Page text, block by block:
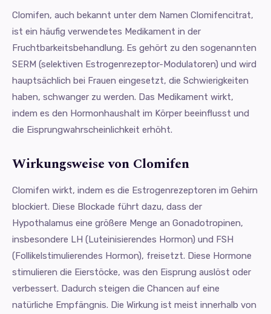
Clomifen, auch bekannt unter dem Namen Clomifencitrat,
ist ein häufig verwendetes Medikament in der
Fruchtbarkeitsbehandlung. Es gehört zu den sogenannten
SERM (selektiven Estrogenrezeptor-Modulatoren) und wird
hauptsächlich bei Frauen eingesetzt, die Schwierigkeiten
haben, schwanger zu werden. Das Medikament wirkt,
indem es den Hormonhaushalt im Körper beeinflusst und
die Eisprungwahrscheinlichkeit erhöht.
Wirkungsweise von Clomifen
Clomifen wirkt, indem es die Estrogenrezeptoren im Gehirn
blockiert. Diese Blockade führt dazu, dass der
Hypothalamus eine größere Menge an Gonadotropinen,
insbesondere LH (Luteinisierendes Hormon) und FSH
(Follikelstimulierendes Hormon), freisetzt. Diese Hormone
stimulieren die Eierstöcke, was den Eisprung auslöst oder
verbessert. Dadurch steigen die Chancen auf eine
natürliche Empfängnis. Die Wirkung ist meist innerhalb von